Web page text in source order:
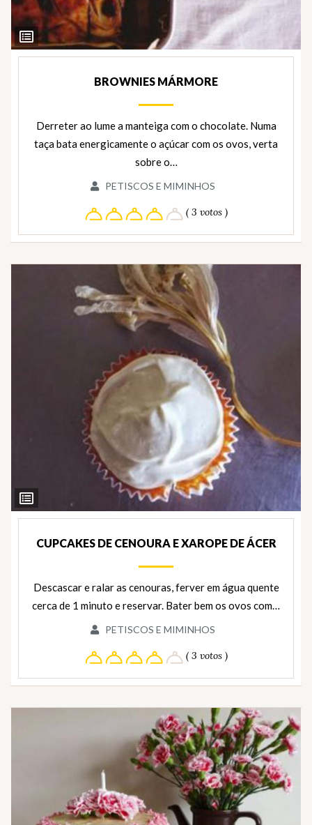
Ver
Ingredientes
BROWNIES MÁRMORE
Derreter ao lume a manteiga com o chocolate. Numa
taça bata energicamente o açúcar com os ovos, verta
sobre o…
PETISCOS E MIMINHOS
( 3 votos )
Ver
Ingredientes
CUPCAKES DE CENOURA E XAROPE DE ÁCER
Descascar e ralar as cenouras, ferver em água quente
cerca de 1 minuto e reservar. Bater bem os ovos com…
PETISCOS E MIMINHOS
( 3 votos )